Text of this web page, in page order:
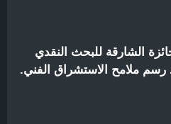
الشارقة للبحث النقدي
رسم ملامح الاستشراق الفني.